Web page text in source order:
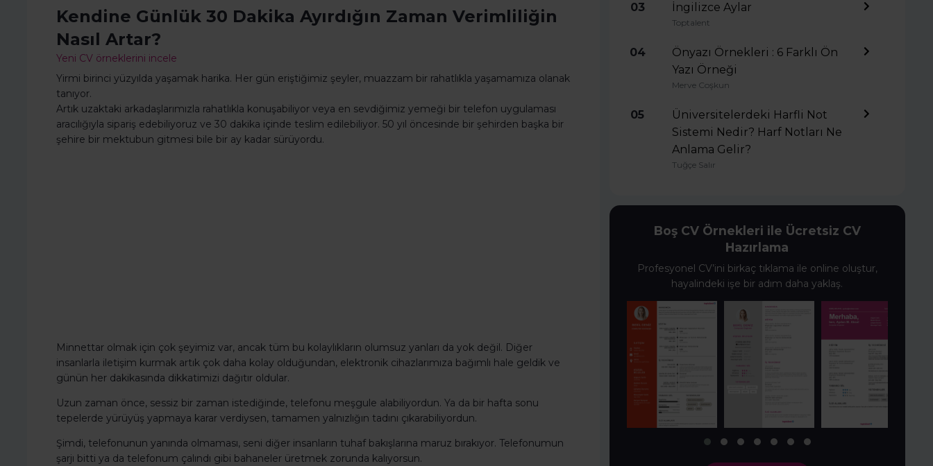
Kendine Günlük 30 Dakika Ayırdığın Zaman Verimliliğin
Nasıl Artar?
Yeni CV örneklerini incele
Yirmi birinci yüzyılda yaşamak harika. Her gün eriştiğimiz şeyler, muazzam bir rahatlıkla yaşamamıza olanak
tanıyor.
Artık uzaktaki arkadaşlarımızla rahatlıkla konuşabiliyor veya en sevdiğimiz yemeği bir telefon uygulaması
aracılığıyla sipariş edebiliyoruz ve 30 dakika içinde teslim edilebiliyor. 50 yıl öncesinde bir şehirden başka bir
şehire bir mektubun gitmesi bile bir ay kadar sürüyordu.
Minnettar olmak için çok şeyimiz var, ancak tüm bu kolaylıkların olumsuz yanları da yok değil. Diğer
insanlarla iletişim kurmak artık çok daha kolay olduğundan, elektronik cihazlarımıza bağımlı hale geldik ve
günün her dakikasında dikkatimizi dağıtır oldular.
Uzun zaman önce, sessiz bir zaman istediğinde, telefonu meşgule alabiliyordun. Ya da bir hafta sonu
tepelerde yürüyüş yapmaya karar verdiysen, tamamen yalnızlığın tadını çıkarabiliyordun.
Şimdi, telefonunun yanında olmaması, seni diğer insanların tuhaf bakışlarına maruz bırakıyor. Telefonumun
şarjı bitti ya da telefonum çalındı gibi bahaneler üretmek zorunda kalıyorsun.
03 İngilizce Aylar
Toptalent
04
Önyazı Örnekleri : 6 Farklı Ön
Yazı Örneği
Merve Coşkun
05
Üniversitelerdeki Harfli Not
Sistemi Nedir? Harf Notları Ne
Anlama Gelir?
Tuğçe Salır
Boş CV Örnekleri ile Ücretsiz CV
Hazırlama
Profesyonel CV’ini birkaç tıklama ile online oluştur,
hayalindeki işe bir adım daha yaklaş.